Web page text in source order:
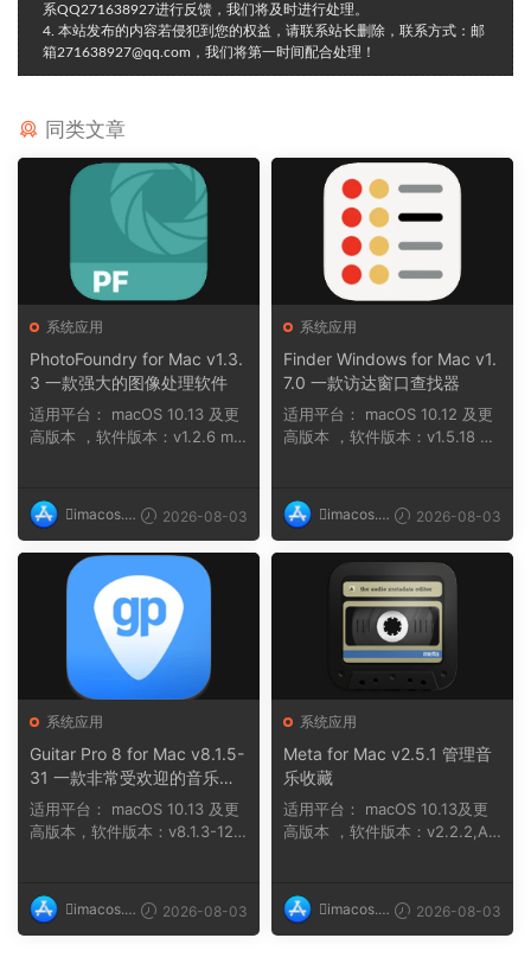
系QQ271638927进行反馈，我们将及时进行处理。
4. 本站发布的内容若侵犯到您的权益，请联系站长删除，联系方式：邮
箱271638927@qq.com，我们将第一时间配合处理！
同类文章
系统应用
PhotoFoundry for Mac v1.3.
3 一款强大的图像处理软件
适用平台： macOS 10.13 及更
高版本 ，软件版本：v1.2.6 ma
imacos.t
op
2026-08-03
系统应用
Finder Windows for Mac v1.
7.0 一款访达窗口查找器
适用平台： macOS 10.12 及更
高版本 ，软件版本：v1.5.18 na
imacos.t
op
2026-08-03
系统应用
Guitar Pro 8 for Mac v8.1.5-
31 一款非常受欢迎的音乐制
作软件
适用平台： macOS 10.13 及更
高版本，软件版本：v8.1.3-121
imacos.t
op
2026-08-03
系统应用
Meta for Mac v2.5.1 管理音
乐收藏
适用平台： macOS 10.13及更
高版本 ，软件版本：v2.2.2,AR
imacos.t
op
2026-08-03